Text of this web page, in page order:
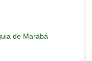
de Marabá